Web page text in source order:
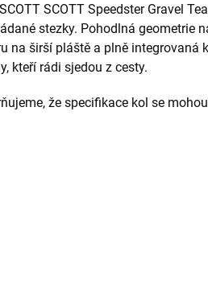
SCOTT Speedster Gravel
stezky. Pohodlná geometrie
na širší pláště a plně integrovaná
kteří rádi sjedou z cesty.
že specifikace kol se